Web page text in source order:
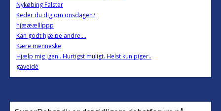
Nykøbing Falster
Keder du dig om onsdagen?
hjææælllppp
Kan godt hjælpe andre....
Kære menneske
Hjælp mig igen.. Hurtigst muligt. Helst kun piger..
gaveidé